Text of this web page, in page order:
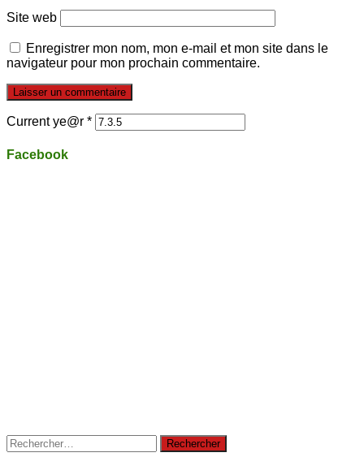
Site web
Enregistrer mon nom, mon e-mail et mon site dans le
navigateur pour mon prochain commentaire.
Current ye@r *
Facebook
Rechercher :